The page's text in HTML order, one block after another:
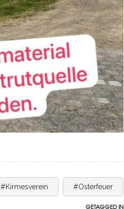
#Kirmesverein #Osterfeuer
GETAGGED IN